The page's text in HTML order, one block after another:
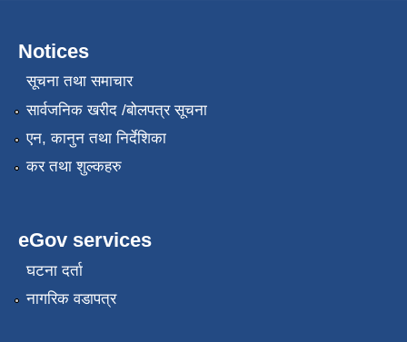
Notices
सूचना तथा समाचार
सार्वजनिक खरीद /बोलपत्र सूचना
एन, कानुन तथा निर्देशिका
कर तथा शुल्कहरु
eGov services
घटना दर्ता
नागरिक वडापत्र